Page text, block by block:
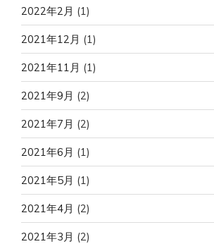
2022年2月 (1)
2021年12月 (1)
2021年11月 (1)
2021年9月 (2)
2021年7月 (2)
2021年6月 (1)
2021年5月 (1)
2021年4月 (2)
2021年3月 (2)